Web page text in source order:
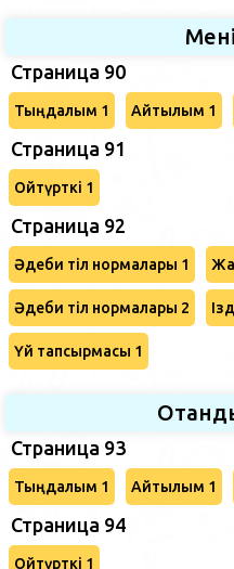
Страница 90
Тыңдалым 1 Айтылым 1
Страница 91
Ойтүрткі 1
Страница 92
Әдеби тіл нормалары 1
Әдеби тіл нормалары 2
Үй тапсырмасы 1
Страница 93
Тыңдалым 1 Айтылым 1
Страница 94
Ойтүрткі 1